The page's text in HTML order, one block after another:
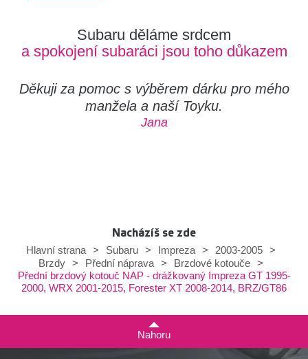
Subaru děláme srdcem
a spokojení subaráci jsou toho důkazem
Děkuji za pomoc s výběrem dárku pro mého
manžela a naší Toyku.
Jana
Nacházíš se zde
Hlavní strana
> Subaru > Impreza > 2003-2005
>
Brzdy
> Přední náprava > Brzdové kotouče
>
Přední brzdový kotouč NAP - drážkovaný Impreza GT 1995-
2000, WRX 2001-2015, Forester XT 2008-2014, BRZ/GT86
Nahoru